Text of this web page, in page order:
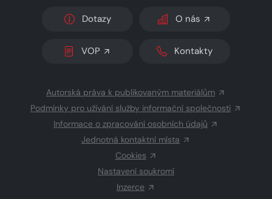
Dotazy O nás
VOP Kontakty
Autorská práva k publikovaným materiálům
Podmínky pro užívání služby informační společnosti
Informace o zpracování osobních údajů
Jednotná kontaktní místa
Cookies
Nastavení soukromí
Inzerce